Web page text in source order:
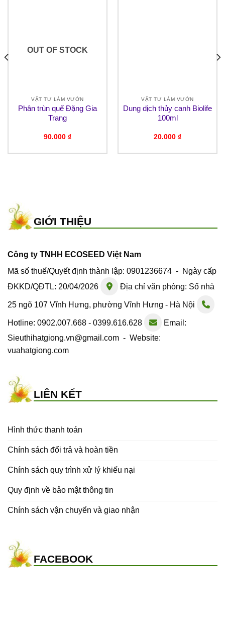
OUT OF STOCK
VẬT TƯ LÀM VƯỜN
Phân trùn quế Đặng Gia
Trang
90.000 ₫
VẬT TƯ LÀM VƯỜN
Dung dịch thủy canh Biolife
100ml
20.000 ₫
GIỚI THIỆU
Công ty TNHH ECOSEED Việt Nam
Mã số thuế/Quyết định thành lập: 0901236674 - Ngày cấp
ĐKKD/QĐTL: 20/04/2026
Địa chỉ văn phòng: Số nhà
25 ngõ 107 Vĩnh Hưng, phường Vĩnh Hưng - Hà Nội
Hotline: 0902.007.668 - 0399.616.628
Email:
Sieuthihatgiong.vn@gmail.com - Website:
vuahatgiong.com
LIÊN KẾT
Hình thức thanh toán
Chính sách đổi trả và hoàn tiền
Chính sách quy trình xử lý khiếu nại
Quy định về bảo mật thông tin
Chính sách vận chuyển và giao nhận
FACEBOOK